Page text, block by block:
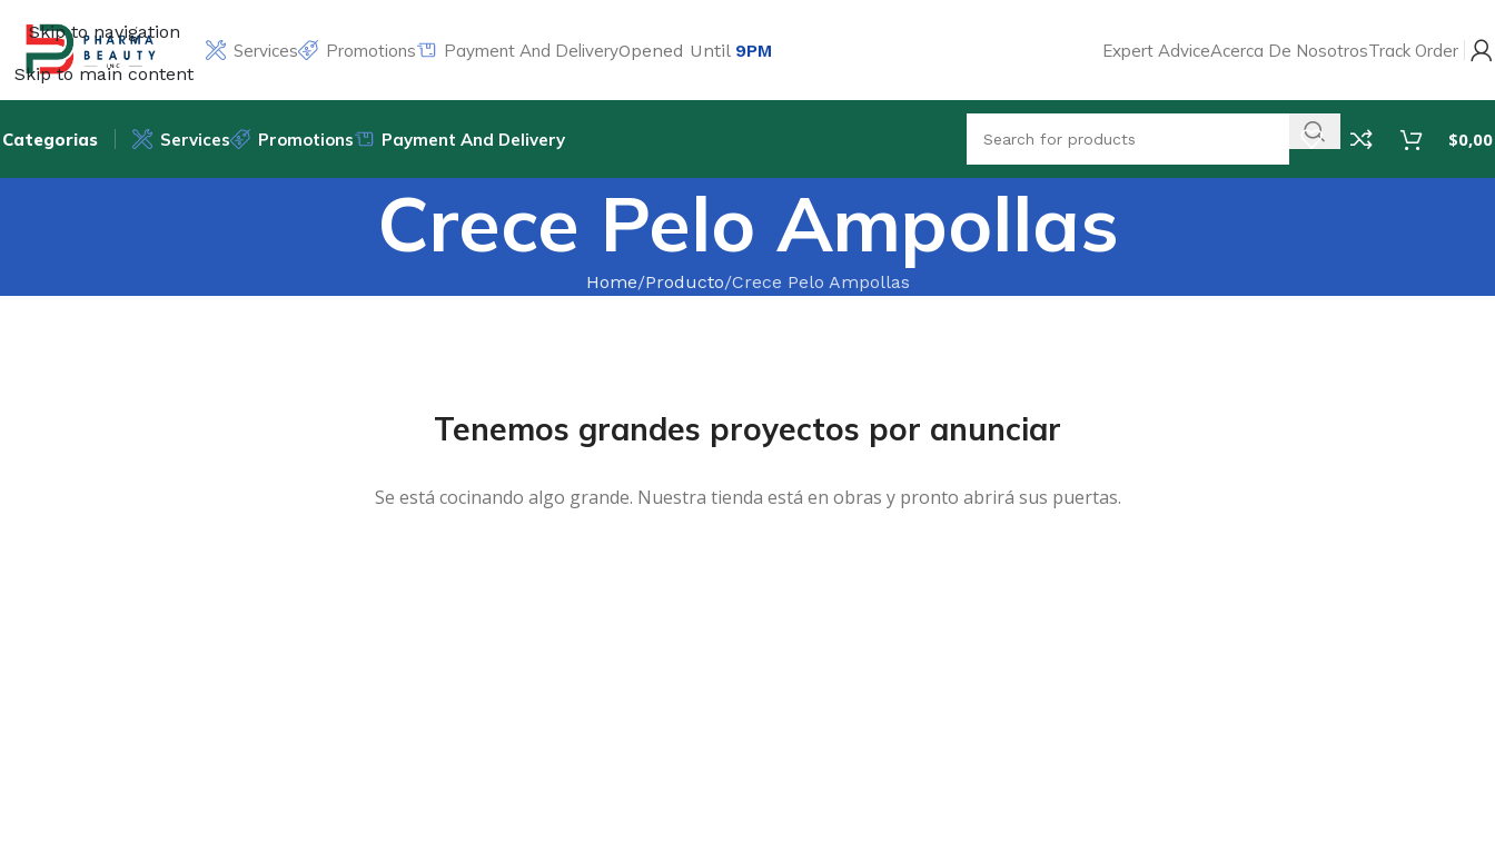
Skip to navigation
Skip to main content
Services Promotions Payment And DeliveryOpened Until 9PM Expert AdviceAcerca De NosotrosTrack Order
Categorias Services Promotions Payment And Delivery $0,00
Crece Pelo Ampollas
Home Producto Crece Pelo Ampollas
Tenemos grandes proyectos por anunciar
Se está cocinando algo grande. Nuestra tienda está en obras y pronto abrirá sus puertas.